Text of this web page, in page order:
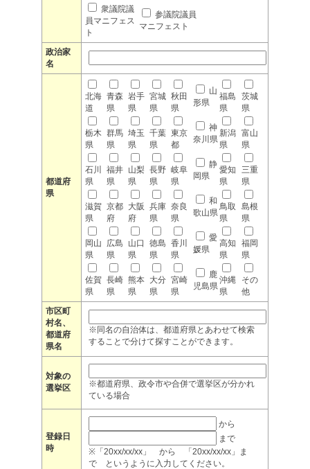
衆議院議
員マニフェス
ト
参議院議員
マニフェスト
政治家
名
都道府
県
北海
道
青森
県
岩手
県
宮城
県
秋田
県
山
形県
福島
県
茨城
県
栃木
県
群馬
県
埼玉
県
千葉
県
東京
都
神
奈川県
新潟
県
富山
県
石川
県
福井
県
山梨
県
長野
県
岐阜
県
静
岡県
愛知
県
三重
県
滋賀
県
京都
府
大阪
府
兵庫
県
奈良
県
和
歌山県
鳥取
県
島根
県
岡山
県
広島
県
山口
県
徳島
県
香川
県
愛
媛県
高知
県
福岡
県
佐賀
県
長崎
県
熊本
県
大分
県
宮崎
県
鹿
児島県
沖縄
県
その
他
市区町
村名、
都道府
県名
※同名の自治体は、都道府県とあわせて検索
することで分けて探すことができます。
対象の
選挙区
※都道府県、政令市や合併で選挙区が分かれ
ている場合
登録日
時
から
まで
※「20xx/xx/xx」 から 「20xx/xx/xx」ま
で というように入力してください。